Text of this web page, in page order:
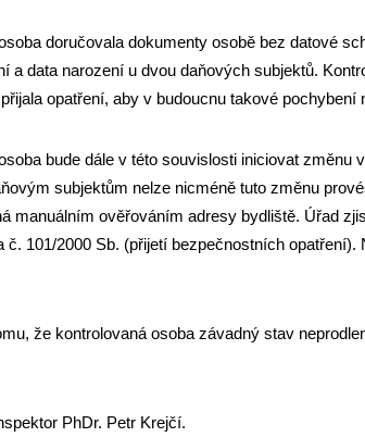
doručovala dokumenty osobě bez datové
a data narození u dvou daňových subjektů.
opatření, aby v budoucnu takové pochybení
bude dále v této souvislosti iniciovat
subjektům nelze nicméně tuto změnu
manuálním ověřováním adresy bydliště. Úřad
č. 101/2000 Sb. (přijetí bezpečnostních
že kontrolovaná osoba závadný stav
PhDr. Petr Krejčí.